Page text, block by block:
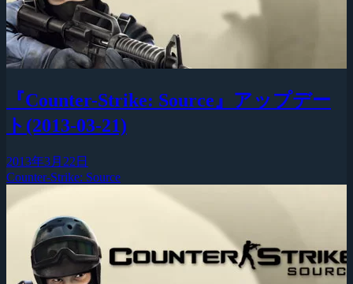
『Counter-Strike: Source』アップデー
ト(2013-03-21)
2013年3月22日
Counter-Strike: Source